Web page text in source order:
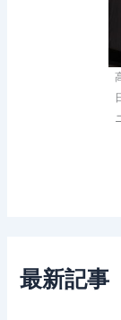
最新記事